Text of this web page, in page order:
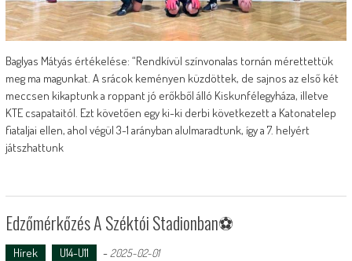
Baglyas Mátyás értékelése: “Rendkívül színvonalas tornán mérettettük
meg ma magunkat. A srácok keményen küzdöttek, de sajnos az első két
meccsen kikaptunk a roppant jó erőkből álló Kiskunfélegyháza, illetve
KTE csapataitól. Ezt követően egy ki-ki derbi következett a Katonatelep
fiataljai ellen, ahol végül 3-1 arányban alulmaradtunk, így a 7. helyért
játszhattunk
Edzőmérkőzés A Széktói Stadionban⚽️
Hírek U14-U11 - 2025-02-01